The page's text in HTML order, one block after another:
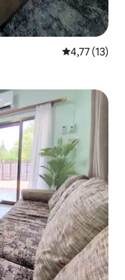
4,77 (13)